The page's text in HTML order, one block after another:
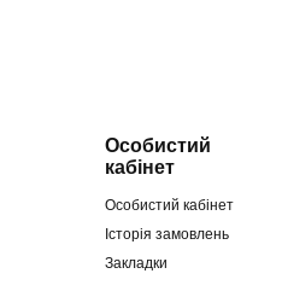
Особистий
кабінет
Особистий кабінет
Історія замовлень
Закладки